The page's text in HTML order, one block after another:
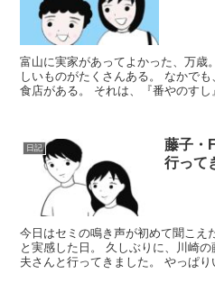
富山に実家があってよかった、万歳。 なぜなら、本当に富山はお
しいものがたくさんある。 なかでも、わたしが一番お気に入りの飲
食店がある。 それは、『番やのすし』である。 回転寿司屋なのに、
日記
藤子・
行って
今日はセミの鳴き声が初めて聞こえた。 とっても空が晴れて
と実感した日。 久しぶりに、川崎の藤子・F・不二雄ミュージアムへ
夫さんと行ってきました。 やっぱりいいなぁ。定期的に数年に一度